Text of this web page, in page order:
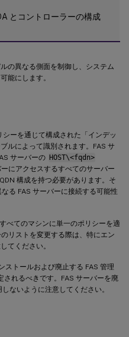
とコントローラーの構成
の異なる側面を制御し、システム
能にします。
ーを通じて構成された「インデッ
ルによって識別されます。FAS サ
サーバーの HOST\<fqdn>
にアクセスするすべてのサーバー
構成を持つ必要があります。そ
る FAS サーバーに接続する可能性
べてのマシンに単一のポリシーを適
リストを変更する際は、特にエン
てください。
ストールおよび廃止する FAS 管理
れるべきです。FAS サーバーを廃
ないように注意してください。